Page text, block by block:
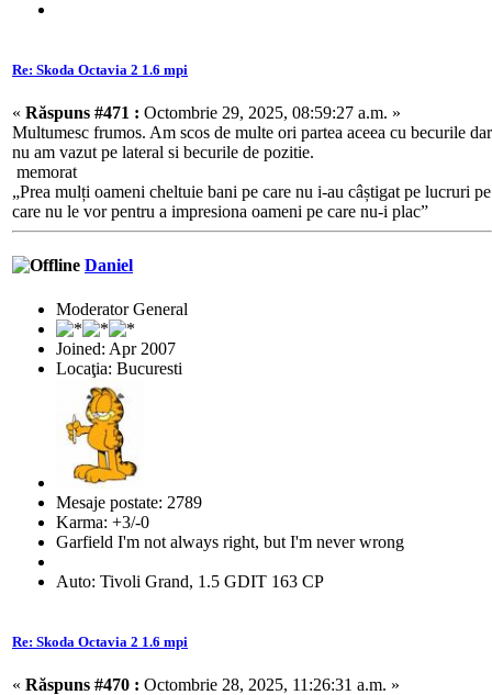
Re: Skoda Octavia 2 1.6 mpi
« Răspuns #471 : Octombrie 29, 2025, 08:59:27 a.m. »
Multumesc frumos. Am scos de multe ori partea aceea cu becurile dar
nu am vazut pe lateral si becurile de pozitie.
memorat
„Prea mulți oameni cheltuie bani pe care nu i-au câștigat pe lucruri pe
care nu le vor pentru a impresiona oameni pe care nu-i plac”
Daniel
Moderator General
Joined: Apr 2007
Locaţia: Bucuresti
Mesaje postate: 2789
Karma: +3/-0
Garfield I'm not always right, but I'm never wrong
Auto: Tivoli Grand, 1.5 GDIT 163 CP
Re: Skoda Octavia 2 1.6 mpi
« Răspuns #470 : Octombrie 28, 2025, 11:26:31 a.m. »